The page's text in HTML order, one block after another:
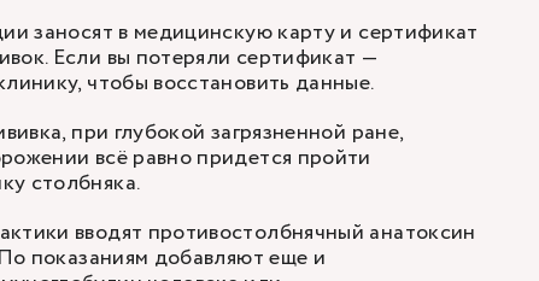
заносят в медицинскую карту и сертификат
Если вы потеряли сертификат —
чтобы восстановить данные.
при глубокой загрязненной ране,
всё равно придется пройти
столбняка.
вводят противостолбнячный анатоксин
По показаниям добавляют еще и